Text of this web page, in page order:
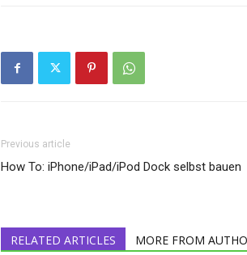
Previous article
How To: iPhone/iPad/iPod Dock selbst bauen
RELATED ARTICLES MORE FROM